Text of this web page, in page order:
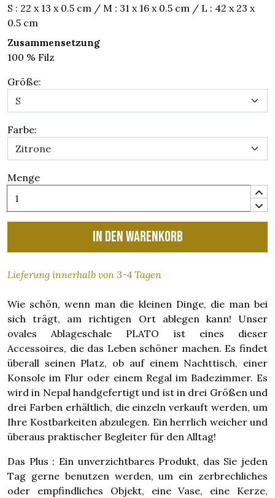
S : 22 x 13 x 0.5 cm / M : 31 x 16 x 0.5 cm / L : 42 x 23 x
0.5 cm
Zusammensetzung
100 % Filz
Größe:
Farbe:
Menge
In den Warenkorb
Lieferung innerhalb von 3-4 Tagen
Wie schön, wenn man die kleinen Dinge, die man bei
sich trägt, am richtigen Ort ablegen kann! Unser
ovales Ablageschale PLATO ist eines dieser
Accessoires, die das Leben schöner machen. Es findet
überall seinen Platz, ob auf einem Nachttisch, einer
Konsole im Flur oder einem Regal im Badezimmer. Es
wird in Nepal handgefertigt und ist in drei Größen und
drei Farben erhältlich, die einzeln verkauft werden, um
Ihre Kostbarkeiten abzulegen. Ein herrlich weicher und
überaus praktischer Begleiter für den Alltag!
Das Plus : Ein unverzichtbares Produkt, das Sie jeden
Tag gerne benutzen werden, um ein zerbrechliches
oder empfindliches Objekt, eine Vase, eine Kerze,